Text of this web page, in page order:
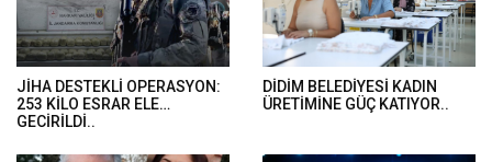
JİHA DESTEKLİ OPERASYON:
253 KİLO ESRAR ELE
GEÇİRİLDİ..
DİDİM BELEDİYESİ KADIN
ÜRETİMİNE GÜÇ KATIYOR..